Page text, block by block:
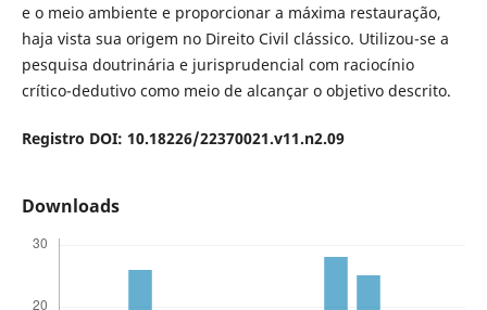
e o meio ambiente e proporcionar a máxima restauração,
haja vista sua origem no Direito Civil clássico. Utilizou-se a
pesquisa doutrinária e jurisprudencial com raciocínio
crítico-dedutivo como meio de alcançar o objetivo descrito.
Registro DOI: 10.18226/22370021.v11.n2.09
Downloads